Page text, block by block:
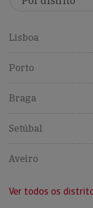
Lisboa
Porto
Braga
Setúbal
Aveiro
Ver todos os